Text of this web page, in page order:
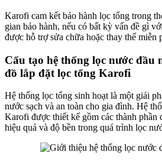
Karofi cam kết bảo hành lọc tổng trong
gian bảo hành, nếu có bất kỳ vấn đề gì
được hỗ trợ sửa chữa hoặc thay thế miễn
Cấu tạo hệ thống lọc nước đầu
đồ lắp đặt lọc tổng Karofi
Hệ thống lọc tổng sinh hoạt là một giải
nước sạch và an toàn cho gia đình. Hệ
Karofi được thiết kế gồm các thành phần
hiệu quả và độ bền trong quá trình lọc